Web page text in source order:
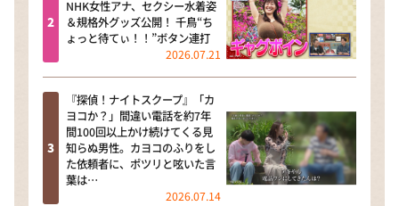
NHK女性アナ、セクシー水着姿
＆規格外グッズ公開！ 千鳥“ち
ょっと待てぃ！！”ボタン連打
2026.07.21
『探偵！ナイトスクープ』「カ
ヨコか？」間違い電話を約7年
間100回以上かけ続けてくる見
知らぬ男性。カヨコのふりをし
た依頼者に、ポツリと呟いた言
葉は…
2026.07.14